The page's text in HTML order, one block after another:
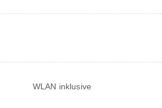
WLAN inklusive